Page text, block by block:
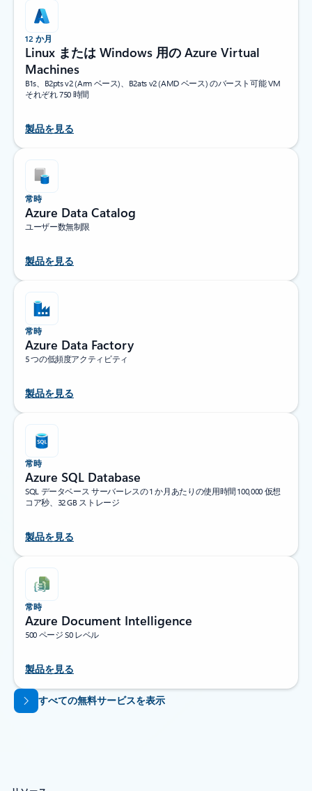
12 か月
Linux または Windows 用の Azure Virtual
Machines
B1s、B2pts v2 (Arm ベース)、B2ats v2 (AMD ベース) のバースト可能 VM
それぞれ 750 時間
製品を見る
常時
Azure Data Catalog
ユーザー数無制限
製品を見る
常時
Azure Data Factory
5 つの低頻度アクティビティ
製品を見る
常時
Azure SQL Database
SQL データベース サーバーレスの 1 か月あたりの使用時間 100,000 仮想
コア秒、32 GB ストレージ
製品を見る
常時
Azure Document Intelligence
500 ページ S0 レベル
製品を見る
タブに戻るすべての無料サービスを表示